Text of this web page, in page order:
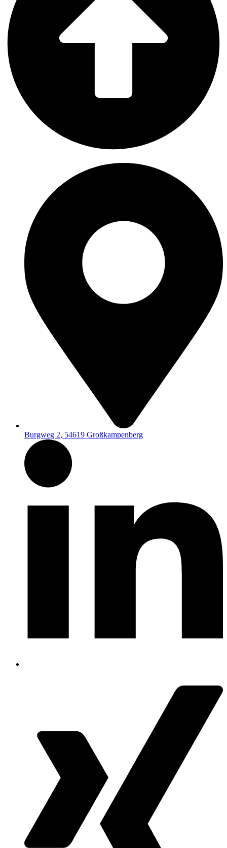
Burgweg 2, 54619 Großkampenberg